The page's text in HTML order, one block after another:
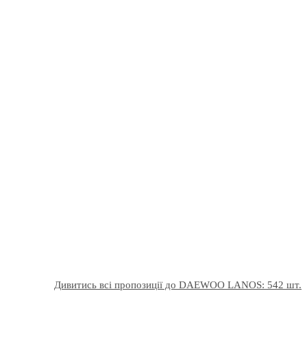
Дивитись всі пропозиції до DAEWOO LANOS: 542 шт.